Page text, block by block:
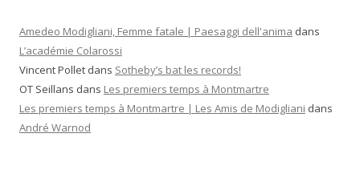
Amedeo Modigliani, Femme fatale | Paesaggi dell'anima dans
L’académie Colarossi
Vincent Pollet dans Sotheby’s bat les records!
OT Seillans dans Les premiers temps à Montmartre
Les premiers temps à Montmartre | Les Amis de Modigliani dans
André Warnod